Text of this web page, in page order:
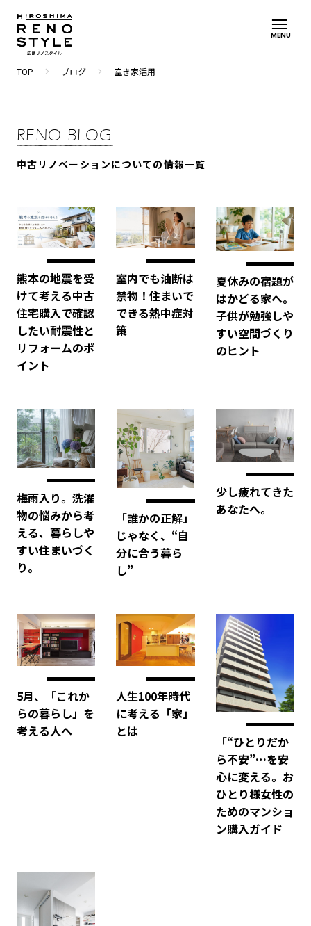
MENU
TOP navigate_next ブログ navigate_next 空き家活用
RENO-BLOG
中古リノベーションについての情報一覧
熊本の地震を受
けて考える中古
住宅購入で確認
したい耐震性と
リフォームのポ
イント
室内でも油断は
禁物！住まいで
できる熱中症対
策
夏休みの宿題が
はかどる家へ。
子供が勉強しや
すい空間づくり
のヒント
梅雨入り。洗濯
物の悩みから考
える、暮らしや
すい住まいづく
り。
「誰かの正解」
じゃなく、“自
分に合う暮ら
し”
少し疲れてきた
あなたへ。
5月、「これか
らの暮らし」を
考える人へ
人生100年時代
に考える「家」
とは
「“ひとりだか
ら不安”…を安
心に変える。お
ひとり様女性の
ためのマンショ
ン購入ガイド